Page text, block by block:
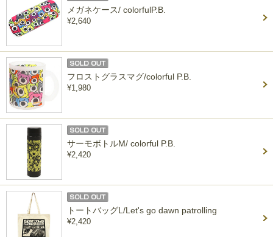
メガネケース/ colorfulP.B.
¥2,640
フロストグラスマグ/colorful P.B.
¥1,980
サーモボトルM/ colorful P.B.
¥2,420
トートバッグL/Let's go dawn patrolling
¥2,420